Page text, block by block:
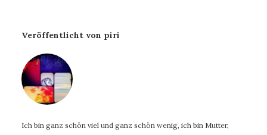
Veröffentlicht von piri
Ich bin ganz schön viel und ganz schön wenig, ich bin Mutter,